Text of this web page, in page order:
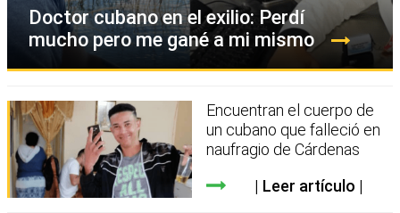
Doctor cubano en el exilio: Perdí
mucho pero me gané a mi mismo
Encuentran el cuerpo de
un cubano que falleció en
naufragio de Cárdenas
Leer artículo